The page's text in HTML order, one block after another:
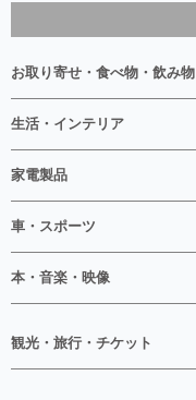
お取り寄せ・食べ物・飲み物
生活・インテリア
家電製品
車・スポーツ
本・音楽・映像
観光・旅行・チケット